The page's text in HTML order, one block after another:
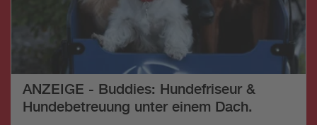
ANZEIGE - Buddies: Hundefriseur &
Hundebetreuung unter einem Dach.